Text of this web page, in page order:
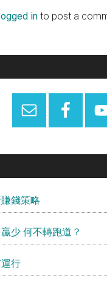
in to post a
錢策略
少 何不轉跑道？
行